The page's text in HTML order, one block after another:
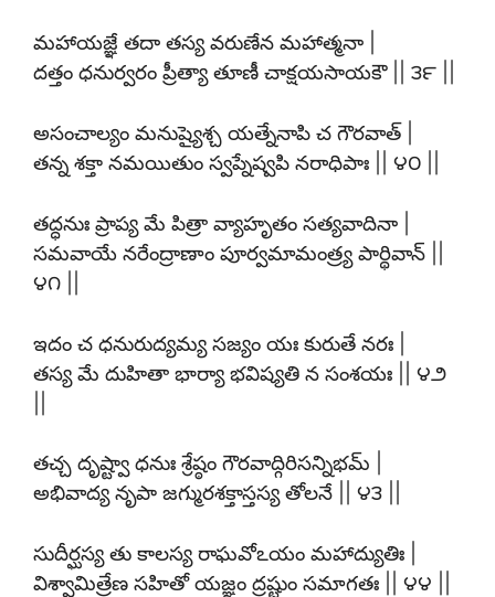
మహాయజ్ఞే తదా తస్య వరుణేన మహాత్మనా |
దత్తం ధనుర్వరం ప్రీత్యా తూణీ చాక్షయసాయకౌ || ౩౯ ||
అసంచాల్యం మనుష్యైశ్చ యత్నేనాపి చ గౌరవాత్ |
తన్న శక్తా నమయితుం స్వప్నేష్వపి నరాధిపాః || ౪౦ ||
తద్ధనుః ప్రాప్య మే పిత్రా వ్యాహృతం సత్యవాదినా |
సమవాయే నరేంద్రాణాం పూర్వమామంత్ర్య పార్థివాన్ ||
౪౧ ||
ఇదం చ ధనురుద్యమ్య సజ్యం యః కురుతే నరః |
తస్య మే దుహితా భార్యా భవిష్యతి న సంశయః || ౪౨
తచ్చ దృష్ట్వా ధనుః శ్రేష్ఠం గౌరవాద్గిరిసన్నిభమ్ |
అభివాద్య నృపా జగ్మురశక్తాస్తస్య తోలనే || ౪౩ ||
సుదీర్ఘస్య తు కాలస్య రాఘవోఽయం మహాద్యుతిః |
విశ్వామిత్రేణ సహితో యజ్ఞం ద్రష్టుం సమాగతః || ౪౪ ||